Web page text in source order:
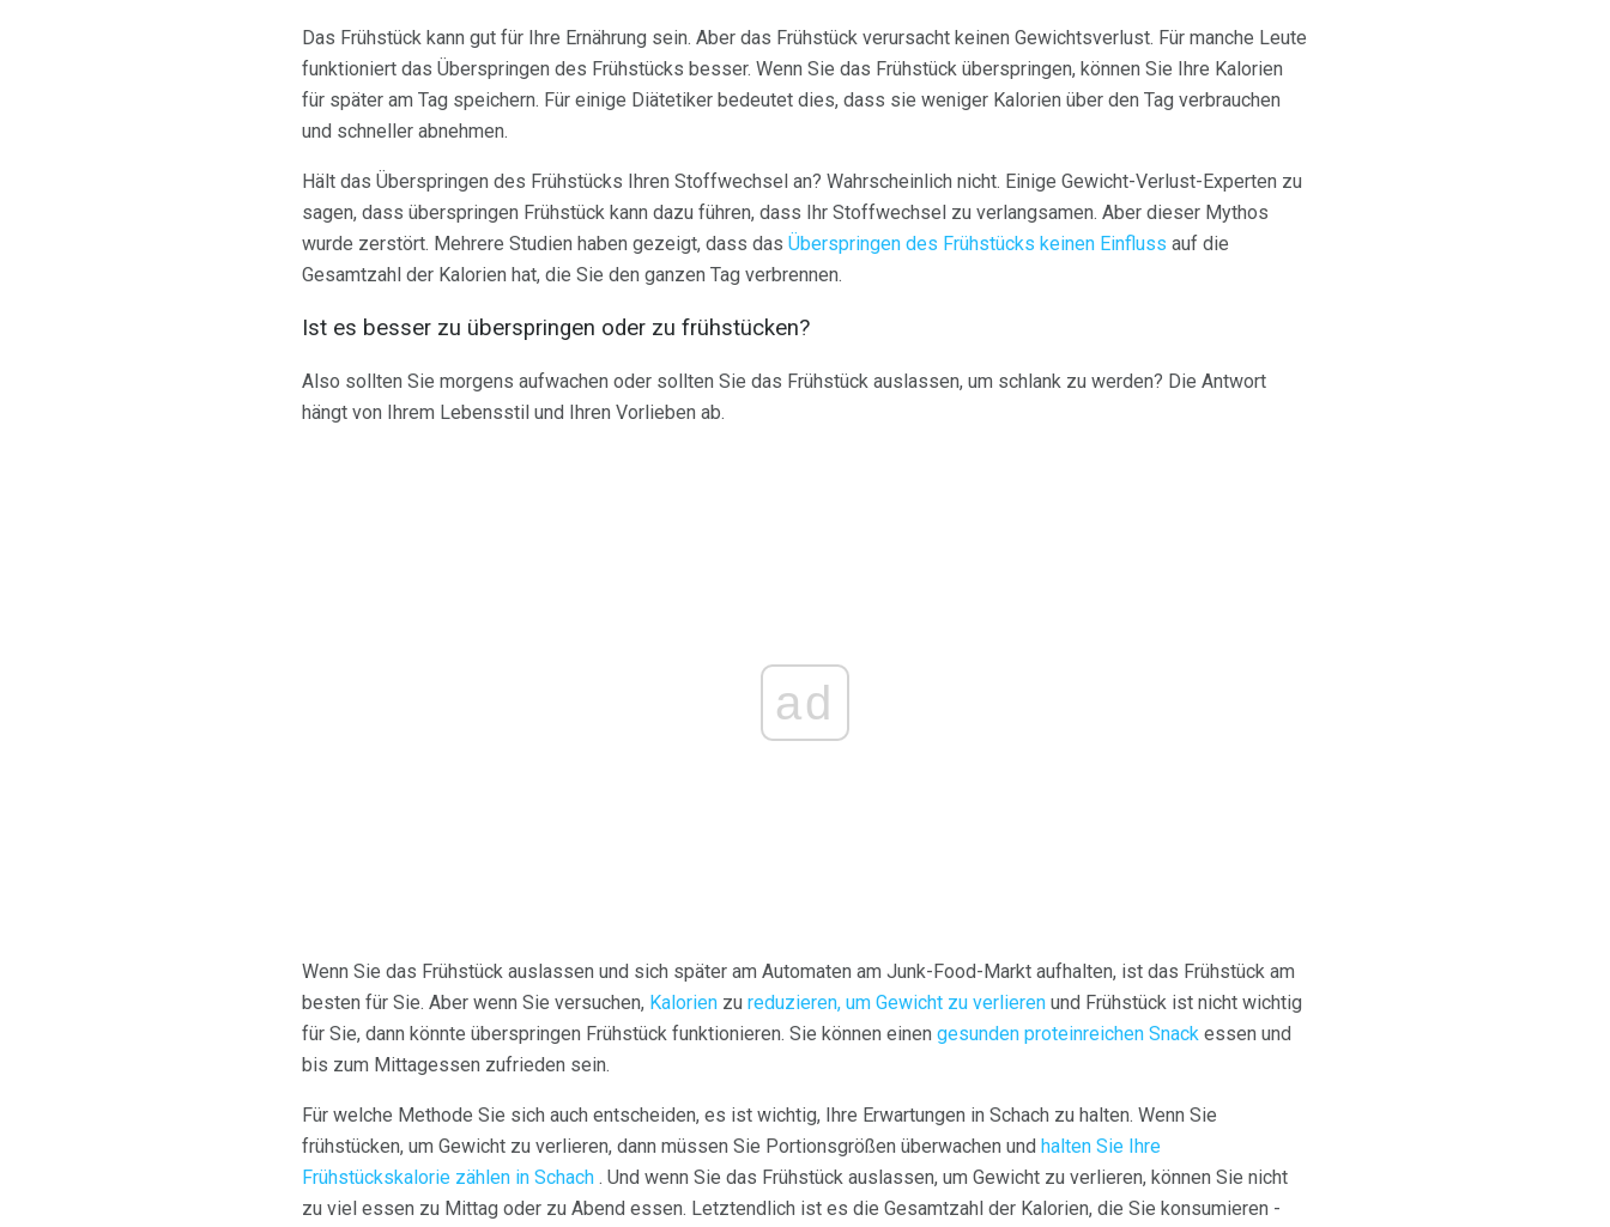
Das Frühstück kann gut für Ihre Ernährung sein. Aber das Frühstück verursacht keinen Gewichtsverlust. Für manche Leute
funktioniert das Überspringen des Frühstücks besser. Wenn Sie das Frühstück überspringen, können Sie Ihre Kalorien
für später am Tag speichern. Für einige Diätetiker bedeutet dies, dass sie weniger Kalorien über den Tag verbrauchen
und schneller abnehmen.
Hält das Überspringen des Frühstücks Ihren Stoffwechsel an? Wahrscheinlich nicht. Einige Gewicht-Verlust-Experten zu
sagen, dass überspringen Frühstück kann dazu führen, dass Ihr Stoffwechsel zu verlangsamen. Aber dieser Mythos
wurde zerstört. Mehrere Studien haben gezeigt, dass das Überspringen des Frühstücks keinen Einfluss auf die
Gesamtzahl der Kalorien hat, die Sie den ganzen Tag verbrennen.
Ist es besser zu überspringen oder zu frühstücken?
Also sollten Sie morgens aufwachen oder sollten Sie das Frühstück auslassen, um schlank zu werden? Die Antwort
hängt von Ihrem Lebensstil und Ihren Vorlieben ab.
ad
Wenn Sie das Frühstück auslassen und sich später am Automaten am Junk-Food-Markt aufhalten, ist das Frühstück am
besten für Sie. Aber wenn Sie versuchen, Kalorien zu reduzieren, um Gewicht zu verlieren und Frühstück ist nicht wichtig
für Sie, dann könnte überspringen Frühstück funktionieren. Sie können einen gesunden proteinreichen Snack essen und
bis zum Mittagessen zufrieden sein.
Für welche Methode Sie sich auch entscheiden, es ist wichtig, Ihre Erwartungen in Schach zu halten. Wenn Sie
frühstücken, um Gewicht zu verlieren, dann müssen Sie Portionsgrößen überwachen und halten Sie Ihre
Frühstückskalorie zählen in Schach . Und wenn Sie das Frühstück auslassen, um Gewicht zu verlieren, können Sie nicht
zu viel essen zu Mittag oder zu Abend essen. Letztendlich ist es die Gesamtzahl der Kalorien, die Sie konsumieren -